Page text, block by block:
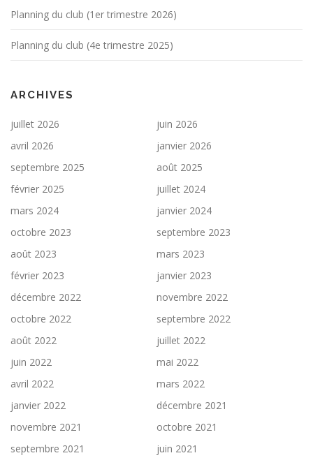
Planning du club (1er trimestre 2026)
Planning du club (4e trimestre 2025)
ARCHIVES
juillet 2026
juin 2026
avril 2026
janvier 2026
septembre 2025
août 2025
février 2025
juillet 2024
mars 2024
janvier 2024
octobre 2023
septembre 2023
août 2023
mars 2023
février 2023
janvier 2023
décembre 2022
novembre 2022
octobre 2022
septembre 2022
août 2022
juillet 2022
juin 2022
mai 2022
avril 2022
mars 2022
janvier 2022
décembre 2021
novembre 2021
octobre 2021
septembre 2021
juin 2021